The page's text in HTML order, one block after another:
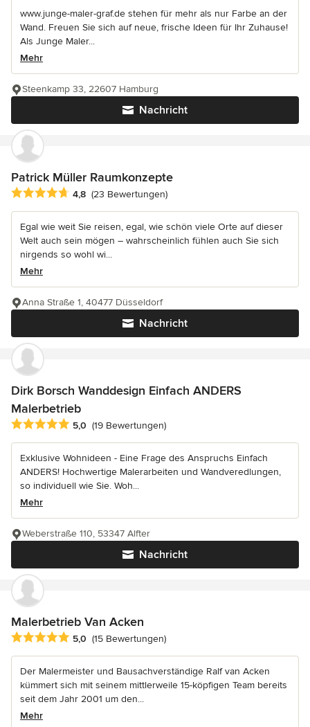
www.junge-maler-graf.de stehen für mehr als nur Farbe an der
Wand. Freuen Sie sich auf neue, frische Ideen für Ihr Zuhause!
Als Junge Maler...
Mehr
Nachricht
Steenkamp 33, 22607 Hamburg
Patrick Müller Raumkonzepte
Durchschnittliche Bewertung: 4.8 von 5 Sternen
4,8 (23 Bewertungen)
Egal wie weit Sie reisen, egal, wie schön viele Orte auf dieser
Welt auch sein mögen – wahrscheinlich fühlen auch Sie sich
nirgends so wohl wi...
Mehr
Nachricht
Anna Straße 1, 40477 Düsseldorf
Dirk Borsch Wanddesign Einfach ANDERS
Malerbetrieb
Durchschnittliche Bewertung: 5 von 5 Sternen
5,0 (19 Bewertungen)
Exklusive Wohnideen - Eine Frage des Anspruchs Einfach
ANDERS! Hochwertige Malerarbeiten und Wandveredlungen,
so individuell wie Sie. Woh...
Mehr
Nachricht
Weberstraße 110, 53347 Alfter
Malerbetrieb Van Acken
Durchschnittliche Bewertung: 5 von 5 Sternen
5,0 (15 Bewertungen)
Der Malermeister und Bausachverständige Ralf van Acken
kümmert sich mit seinem mittlerweile 15-köpfigen Team bereits
seit dem Jahr 2001 um den...
Mehr